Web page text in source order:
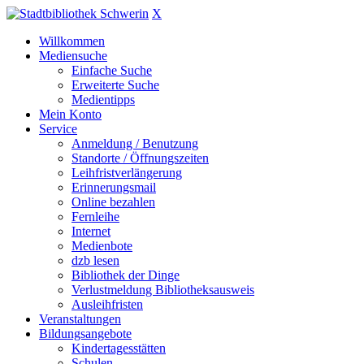
X
Willkommen
Mediensuche
Einfache Suche
Erweiterte Suche
Medientipps
Mein Konto
Service
Anmeldung / Benutzung
Standorte / Öffnungszeiten
Leihfristverlängerung
Erinnerungsmail
Online bezahlen
Fernleihe
Internet
Medienbote
dzb lesen
Bibliothek der Dinge
Verlustmeldung Bibliotheksausweis
Ausleihfristen
Veranstaltungen
Bildungsangebote
Kindertagesstätten